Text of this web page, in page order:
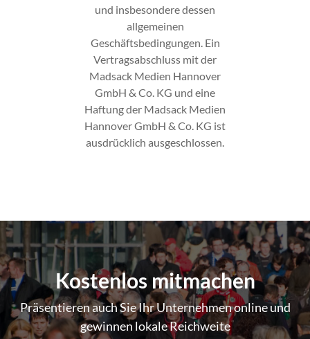
und insbesondere dessen
allgemeinen
Geschäftsbedingungen. Ein
Vertragsabschluss mit der
Madsack Medien Hannover
GmbH & Co. KG und eine
Haftung der Madsack Medien
Hannover GmbH & Co. KG ist
ausdrücklich ausgeschlossen.
Kostenlos mitmachen
Präsentieren auch Sie Ihr Unternehmen online und
gewinnen lokale Reichweite